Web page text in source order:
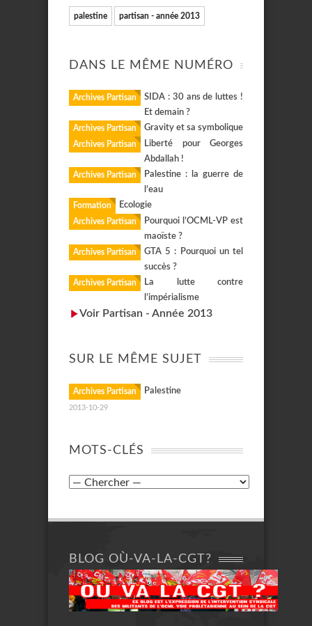
palestine partisan - année 2013
DANS LE MÊME NUMÉRO
Archives Partisan
SIDA : 30 ans de luttes !
Et demain ?
Archives Partisan Gravity et sa symbolique
Archives Partisan
Liberté pour Georges
Abdallah !
Archives Partisan
Palestine : la guerre de
l’eau
Formation Ecologie
Archives Partisan
Pourquoi l’OCML-VP est
maoïste ?
Archives Partisan
GTA 5 : Pourquoi un tel
succès ?
Archives Partisan
La lutte contre
l’impérialisme
Voir Partisan - Année 2013
SUR LE MÊME SUJET
Archives Partisan Palestine
2013-10-29
MOTS-CLÉS
BLOG OÙ-VA-LA-CGT?